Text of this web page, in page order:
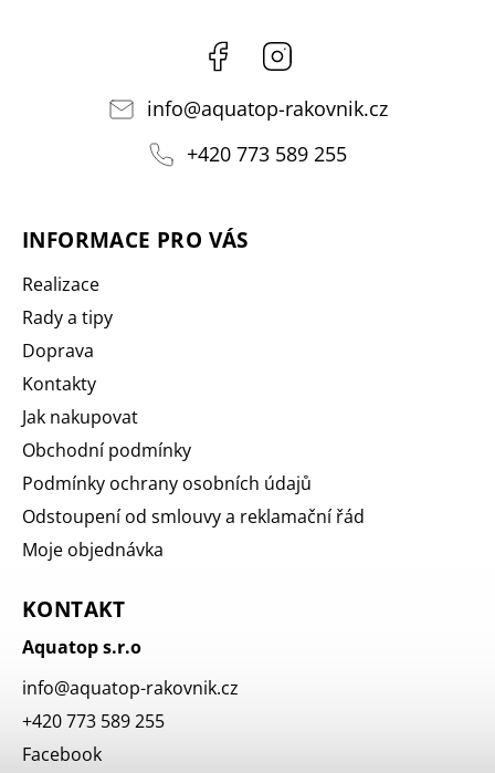
Facebook
info@aquatop-rakovnik.cz
+420 773 589 255
INFORMACE PRO VÁS
Realizace
Rady a tipy
Doprava
Kontakty
Jak nakupovat
Obchodní podmínky
Podmínky ochrany osobních údajů
Odstoupení od smlouvy a reklamační řád
Moje objednávka
KONTAKT
Aquatop s.r.o
info@aquatop-rakovnik.cz
+420 773 589 255
Facebook